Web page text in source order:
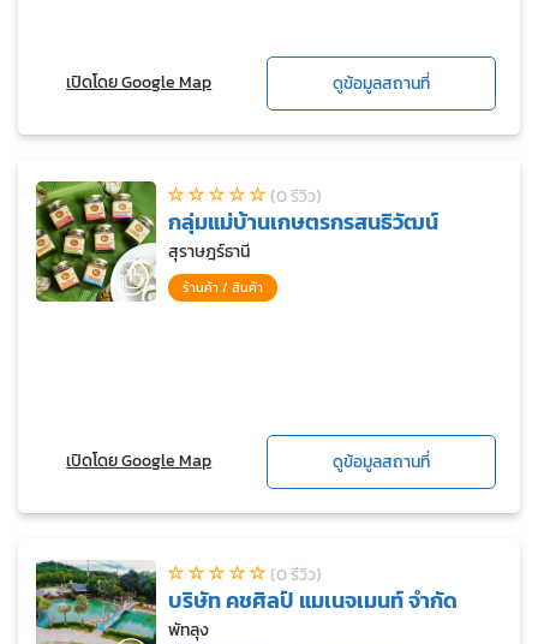
เปิดโดย Google Map ดูข้อมูลสถานที่
(0 รีวิว)
กลุ่มแม่บ้านเกษตรกรสนธิวัฒน์
สุราษฎร์ธานี
ร้านค้า / สินค้า
เปิดโดย Google Map ดูข้อมูลสถานที่
(0 รีวิว)
บริษัท คชศิลป์ แมเนจเมนท์ จำกัด
พัทลุง